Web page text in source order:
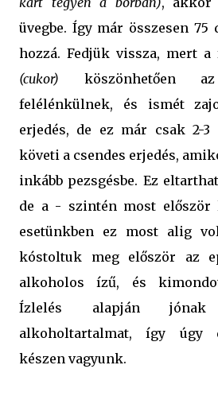
üvegbe. Így már összesen
hozzá. Fedjük vissza, mert
(cukor) köszönhetően az
felélénkülnek, és ismét
erjedés, de ez már csak 2-
követi a csendes erjedés,
inkább pezsgésbe. Ez
de a - szintén most
esetünkben ez most alig
kóstoltuk meg először az
alkoholos ízű, és
Ízlelés alapján
alkoholtartalmat, így úgy
készen vagyunk.